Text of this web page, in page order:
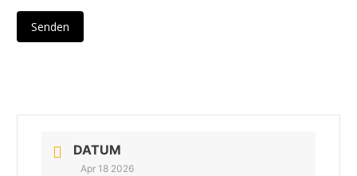
DATUM
Apr 18 2026